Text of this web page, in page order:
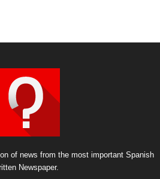
of news from the most important Spanish
Newspaper.